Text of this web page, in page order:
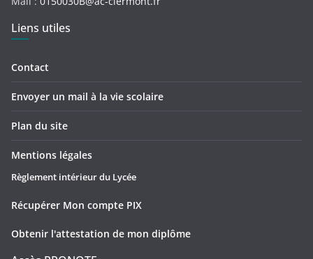
Liens utiles
Contact
Envoyer un mail à la vie scolaire
Plan du site
Mentions légales
Règlement intérieur du Lycée
Récupérer Mon compte PIX
Obtenir l'attestation de mon diplôme